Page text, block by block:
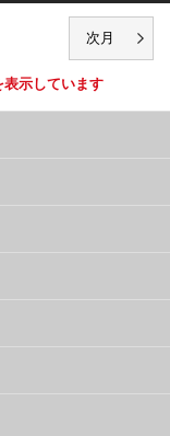
示しています